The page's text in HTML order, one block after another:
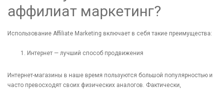
аффилиат маркетинг?
Использование Affiliate Marketing включает в себя такие преимущества:
Интернет — лучший способ продвижения
Интернет-магазины в наше время пользуются большой популярностью и
часто превосходят своих физических аналогов. Фактически,